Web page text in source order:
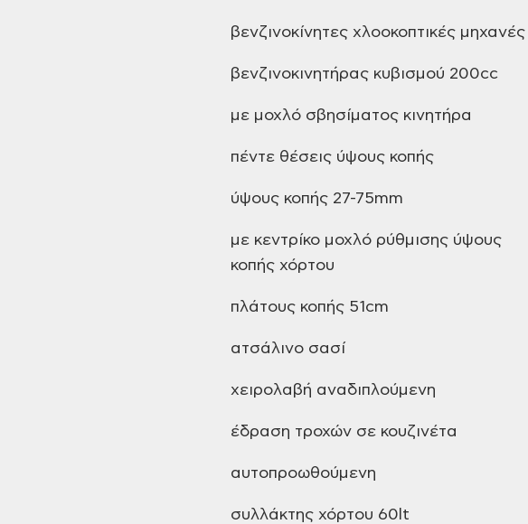
βενζινοκίνητες χλοοκοπτικές μηχανές
βενζινοκινητήρας κυβισμού 200cc
με μοχλό σβησίματος κινητήρα
πέντε θέσεις ύψους κοπής
ύψους κοπής 27-75mm
με κεντρίκο μοχλό ρύθμισης ύψους
κοπής χόρτου
πλάτους κοπής 51cm
ατσάλινο σασί
χειρολαβή αναδιπλούμενη
έδραση τροχών σε κουζινέτα
αυτοπροωθούμενη
συλλάκτης χόρτου 60lt